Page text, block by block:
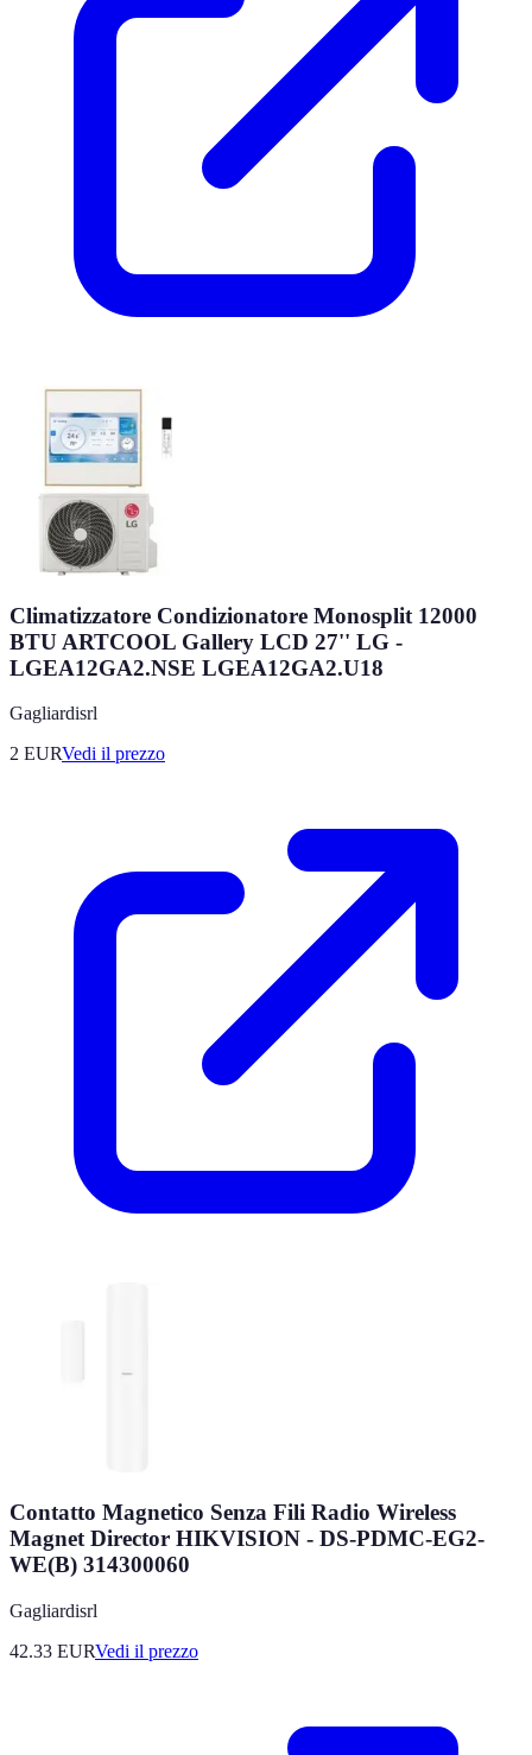
Climatizzatore Condizionatore Monosplit 12000
BTU ARTCOOL Gallery LCD 27'' LG -
LGEA12GA2.NSE LGEA12GA2.U18
Gagliardisrl
2 EURVedi il prezzo
Contatto Magnetico Senza Fili Radio Wireless
Magnet Director HIKVISION - DS-PDMC-EG2-
WE(B) 314300060
Gagliardisrl
42.33 EURVedi il prezzo